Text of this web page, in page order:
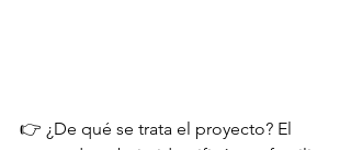
👉 ¿De qué se trata el proyecto? El